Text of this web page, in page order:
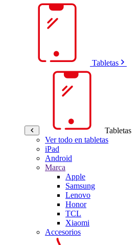
Tabletas
Tabletas
Ver todo en tabletas
iPad
Android
Marca
Apple
Samsung
Lenovo
Honor
TCL
Xiaomi
Accesorios